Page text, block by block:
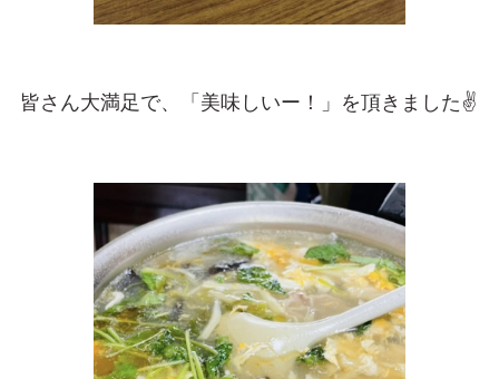
皆さん大満足で、「美味しいー！」を頂きました✌️